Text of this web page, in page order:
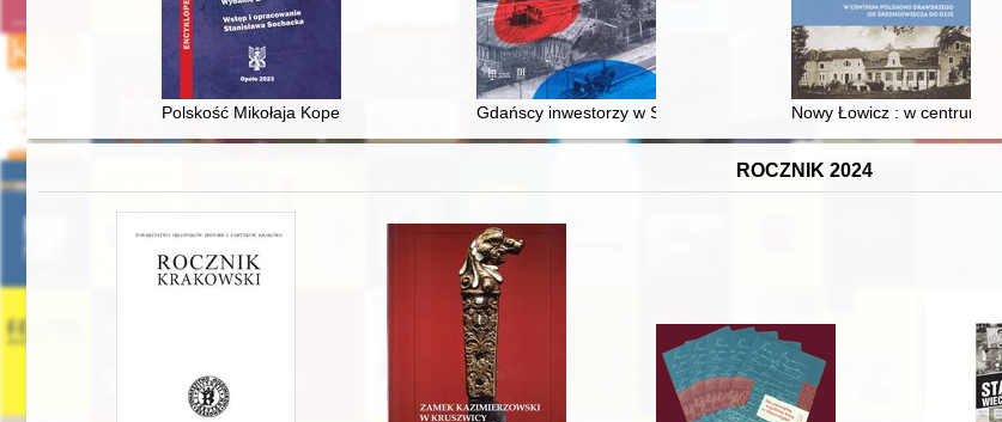
Polskość Mikołaja Kopernika z rodu ŚlązakaGdańscy inwestorzy w Sopocie : prestiż finansowy i towarzyski
Nowy Łowicz : w centrum
ROCZNIK 2024